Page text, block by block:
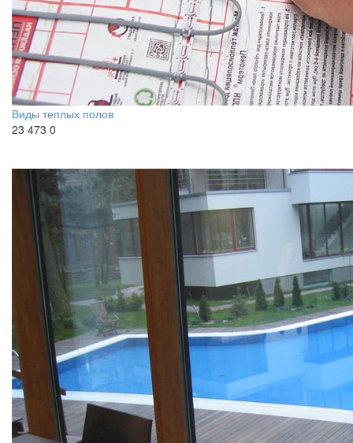
Виды теплых полов
23 473 0